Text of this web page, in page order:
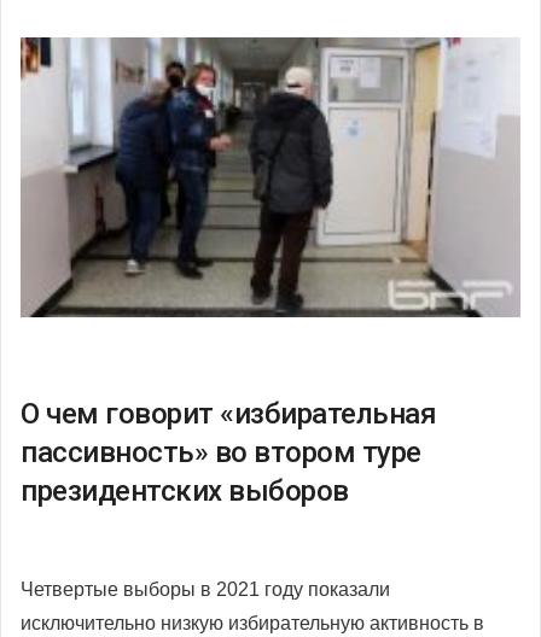
О чем говорит «избирательная
пассивность» во втором туре
президентских выборов
Четвертые выборы в 2021 году показали
исключительно низкую избирательную активность в